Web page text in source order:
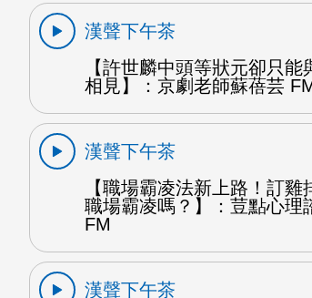
漢聲下午茶
【許世麟中頭等狀元卻只
相見】：京劇老師蘇蓓芸
漢聲下午茶
【職場霸凌法新上路！訂
職場霸凌嗎？】：荳點心理
FM
漢聲下午茶